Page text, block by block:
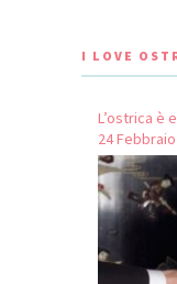
I LOVE
L’ostrica è
24